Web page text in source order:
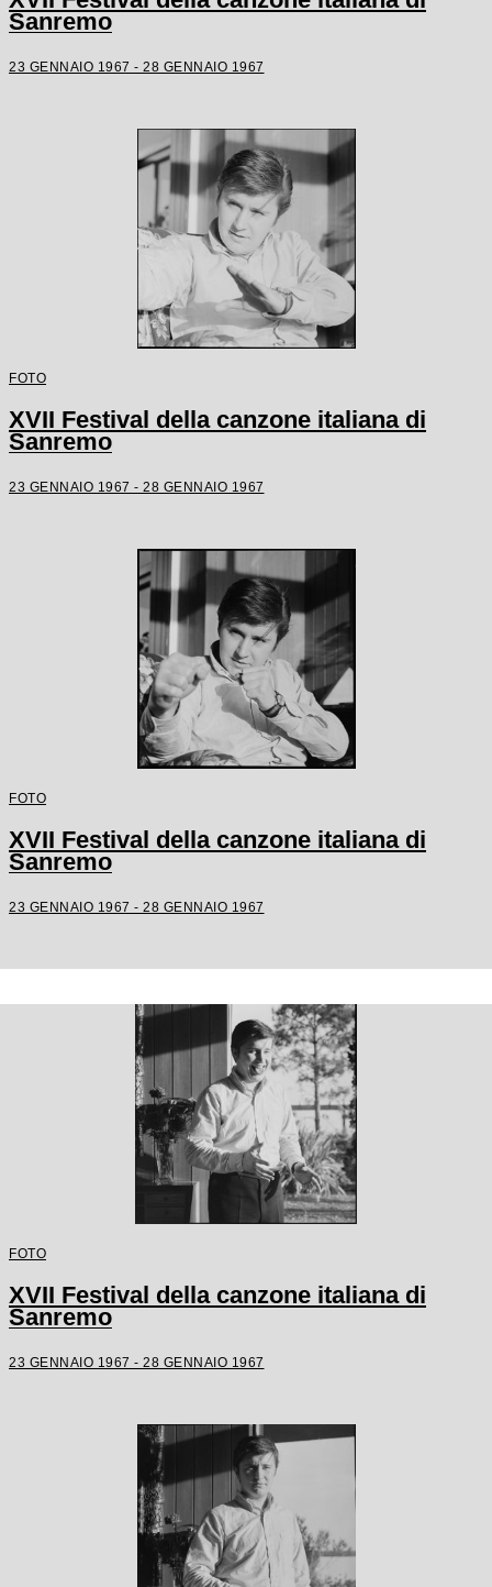
Sanremo
23 GENNAIO 1967 - 28 GENNAIO 1967
FOTO
XVII Festival della canzone italiana di
Sanremo
23 GENNAIO 1967 - 28 GENNAIO 1967
FOTO
XVII Festival della canzone italiana di
Sanremo
23 GENNAIO 1967 - 28 GENNAIO 1967
FOTO
XVII Festival della canzone italiana di
Sanremo
23 GENNAIO 1967 - 28 GENNAIO 1967